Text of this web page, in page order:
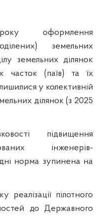
оформлення
земельних
земельних ділянок
часток (паїв) та їх
у колективній
ділянок (з 2025
підвищення
інженерів-
норма зупинена на
пілотного
до Державного